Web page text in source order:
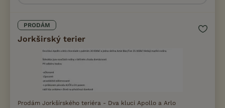
PRODÁM
Jorkširský terier
Prodám Jorkšírského teriéra - Dva kluci Apollo a Arlo